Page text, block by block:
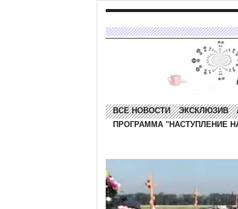
ВСЕ НОВОСТИ ЭКСКЛЮЗИВ
ПРОГРАММА "НАСТУПЛЕНИЕ